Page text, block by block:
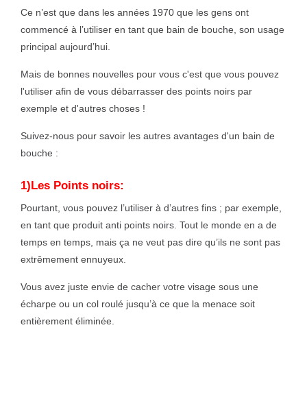
Ce n’est que dans les années 1970 que les gens ont
commencé à l’utiliser en tant que bain de bouche, son usage
principal aujourd’hui.
Mais de bonnes nouvelles pour vous c'est que vous pouvez
l'utiliser afin de vous débarrasser des points noirs par
exemple et d'autres choses !
Suivez-nous pour savoir les autres avantages d'un bain de
bouche :
1)Les Points noirs:
Pourtant, vous pouvez l’utiliser à d’autres fins ; par exemple,
en tant que produit anti points noirs. Tout le monde en a de
temps en temps, mais ça ne veut pas dire qu’ils ne sont pas
extrêmement ennuyeux.
Vous avez juste envie de cacher votre visage sous une
écharpe ou un col roulé jusqu’à ce que la menace soit
entièrement éliminée.